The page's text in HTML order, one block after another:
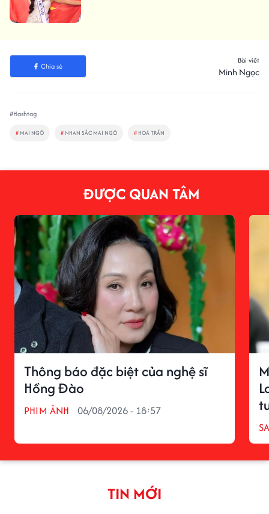
Chia sẻ
Bài viết
Minh Ngọc
#Hashtag
# MAI NGÔ # NHAN SẮC MAI NGÔ # HOÁ TRẦN
ĐƯỢC QUAN TÂM
Thông báo đặc biệt của nghệ sĩ
Hồng Đào
PHIM ẢNH 06/08/2026 - 18:57
TIN MỚI